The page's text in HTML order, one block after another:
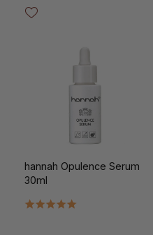
hannah Opulence Serum
30ml